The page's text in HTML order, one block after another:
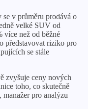
v průměru prodává o
velké SUV od
více než od běžné
představovat riziko pro
se stále
zvyšuje ceny nových
toho, co skutečně
manažer pro analýzu